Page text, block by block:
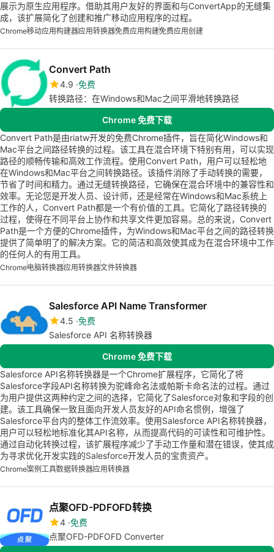
展示为原生应用程序。借助其用户友好的界面和与ConvertApp的无缝集
成，该扩展简化了创建和推广移动应用程序的过程。
Chrome移动应用构建器应用转换器免费应用构建免费应用创建
Convert Path
4.9 免费
转换路径：在Windows和Mac之间平滑地转换路径
Chrome 免费下载
Convert Path是由riatw开发的免费Chrome插件，旨在简化Windows和
Mac平台之间路径转换的过程。该工具在混合环境下特别有用，可以实现
路径的顺畅传输和高效工作流程。使用Convert Path，用户可以轻松地
在Windows和Mac平台之间转换路径。该插件消除了手动转换的需要，
节省了时间和精力。通过无缝转换路径，它确保在混合环境中的兼容性和
效率。无论您是开发人员、设计师，还是经常在Windows和Mac系统上
工作的人，Convert Path都是一个有价值的工具。它简化了路径转换的
过程，使得在不同平台上协作和共享文件更加容易。总的来说，Convert
Path是一个方便的Chrome插件，为Windows和Mac平台之间的路径转换
提供了简单明了的解决方案。它的简洁和高效使其成为在混合环境中工作
的任何人的有用工具。
Chrome电脑转换器应用转换器文件转换器
Salesforce API Name Transformer
4.5 免费
Salesforce API 名称转换器
Chrome 免费下载
Salesforce API名称转换器是一个Chrome扩展程序，它简化了将
Salesforce字段API名称转换为驼峰命名法或帕斯卡命名法的过程。通过
为用户提供这两种约定之间的选择，它简化了Salesforce对象和字段的创
建。该工具确保一致且面向开发人员友好的API命名惯例，增强了
Salesforce平台内的整体工作流效率。使用Salesforce API名称转换器，
用户可以轻松地标准化其API名称，从而提高代码的可读性和可维护性。
通过自动化转换过程，该扩展程序减少了手动工作量和潜在错误，使其成
为寻求优化开发实践的Salesforce开发人员的宝贵资产。
Chrome案例工具数据转换器应用转换器
点聚OFD-PDFOFD转换
4 免费
点聚OFD-PDFOFD Converter